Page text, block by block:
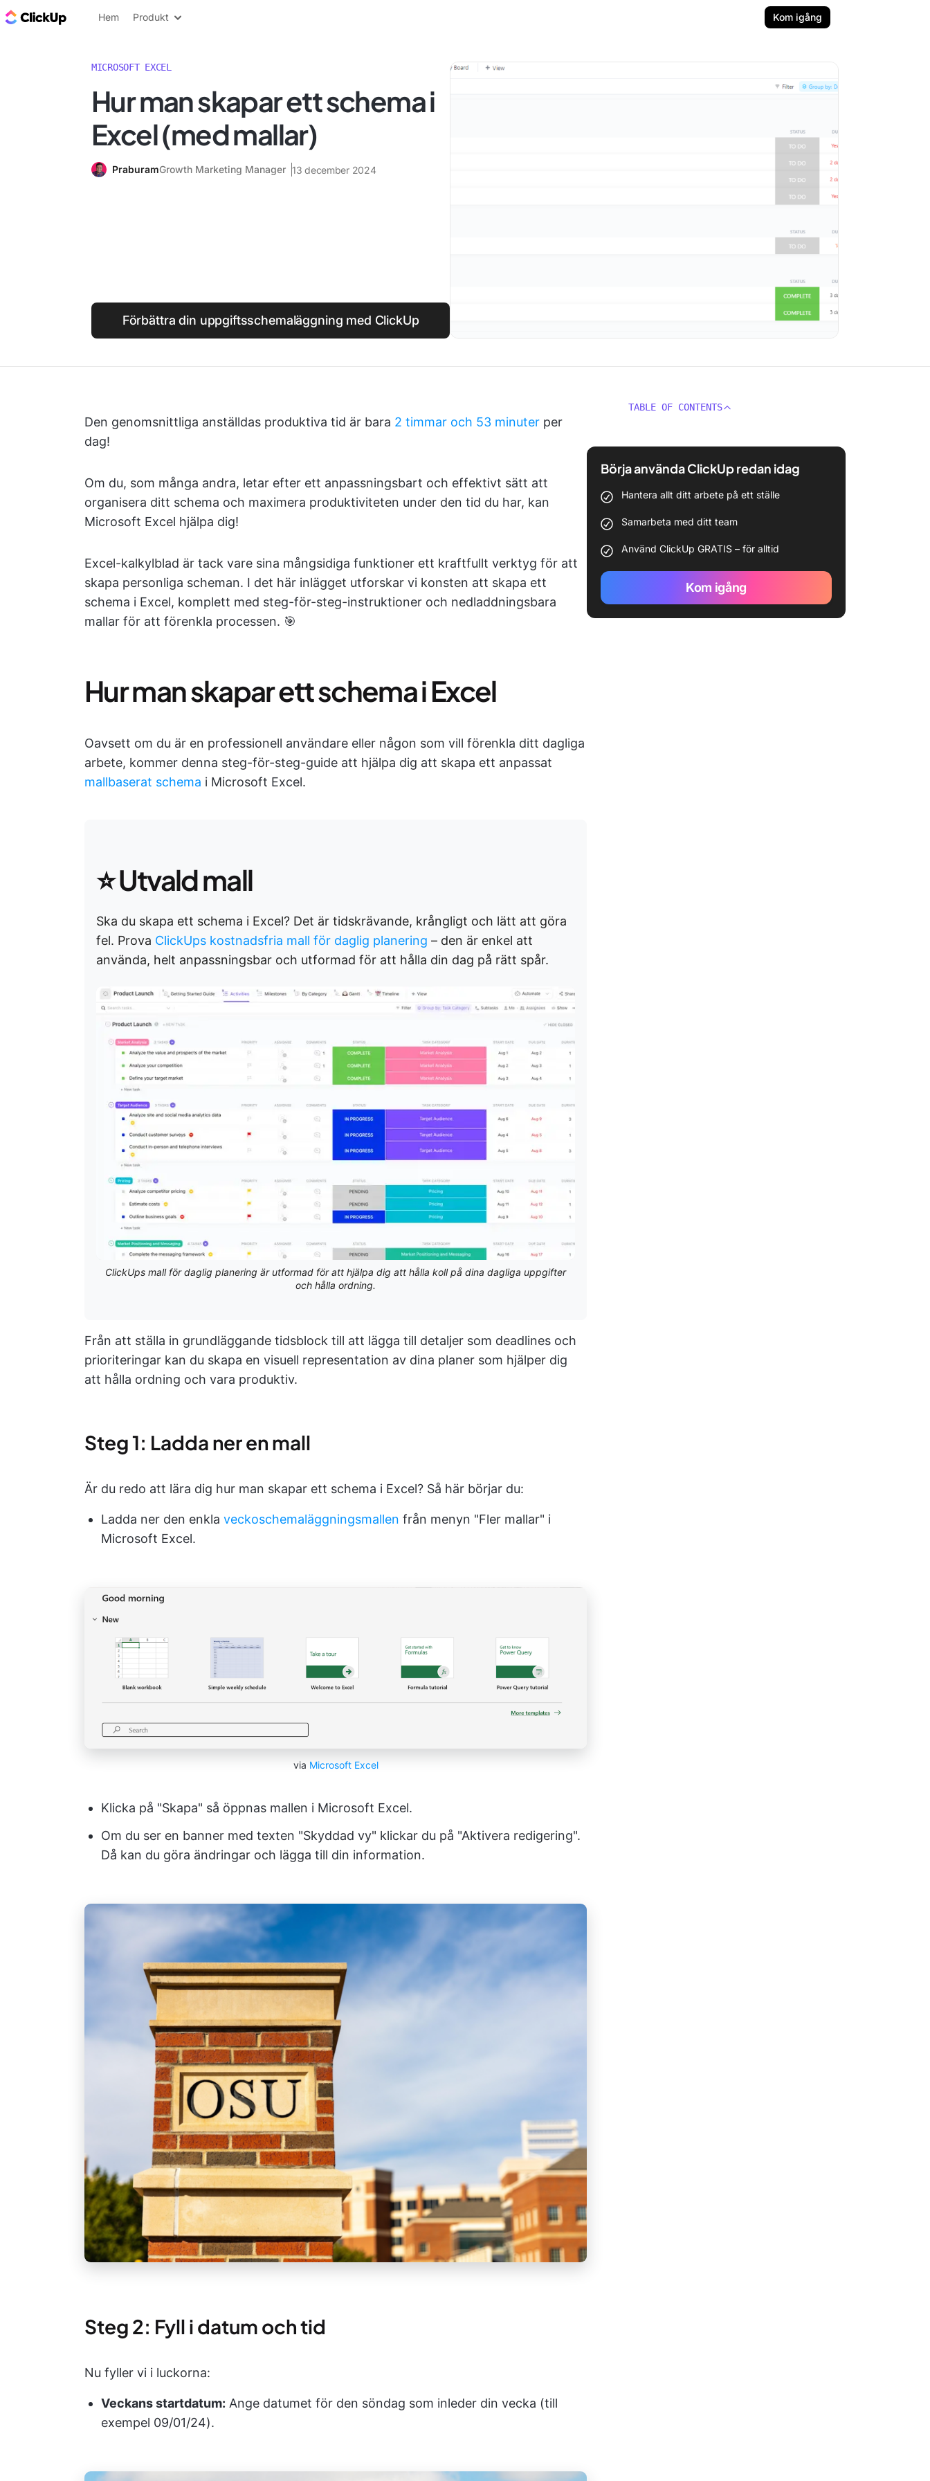
ClickUp-bloggen
Hem Produkt Kom igång
MICROSOFT EXCEL
Hur man skapar ett schema i
Excel (med mallar)
PraburamGrowth Marketing Manager 13 december 2024
Förbättra din uppgiftsschemaläggning med ClickUp
Den genomsnittliga anställdas produktiva tid är bara 2 timmar och 53 minuter per
dag!
Om du, som många andra, letar efter ett anpassningsbart och effektivt sätt att
organisera ditt schema och maximera produktiviteten under den tid du har, kan
Microsoft Excel hjälpa dig!
Excel-kalkylblad är tack vare sina mångsidiga funktioner ett kraftfullt verktyg för att
skapa personliga scheman. I det här inlägget utforskar vi konsten att skapa ett
schema i Excel, komplett med steg-för-steg-instruktioner och nedladdningsbara
mallar för att förenkla processen. 🎯
Hur man skapar ett schema i Excel
Oavsett om du är en professionell användare eller någon som vill förenkla ditt dagliga
arbete, kommer denna steg-för-steg-guide att hjälpa dig att skapa ett anpassat
mallbaserat schema i Microsoft Excel.
⭐ Utvald mall
Ska du skapa ett schema i Excel? Det är tidskrävande, krångligt och lätt att göra
fel. Prova ClickUps kostnadsfria mall för daglig planering – den är enkel att
använda, helt anpassningsbar och utformad för att hålla din dag på rätt spår.
ClickUps mall för daglig planering är utformad för att hjälpa dig att hålla koll på dina dagliga uppgifter
och hålla ordning.
Från att ställa in grundläggande tidsblock till att lägga till detaljer som deadlines och
prioriteringar kan du skapa en visuell representation av dina planer som hjälper dig
att hålla ordning och vara produktiv.
Steg 1: Ladda ner en mall
Är du redo att lära dig hur man skapar ett schema i Excel? Så här börjar du:
Ladda ner den enkla veckoschemaläggningsmallen från menyn "Fler mallar" i
Microsoft Excel.
via Microsoft Excel
Klicka på "Skapa" så öppnas mallen i Microsoft Excel.
Om du ser en banner med texten "Skyddad vy" klickar du på "Aktivera redigering".
Då kan du göra ändringar och lägga till din information.
Steg 2: Fyll i datum och tid
Nu fyller vi i luckorna:
Veckans startdatum: Ange datumet för den söndag som inleder din vecka (till
exempel 09/01/24).
TABLE OF CONTENTS
Börja använda ClickUp redan idag
Hantera allt ditt arbete på ett ställe
Samarbeta med ditt team
Använd ClickUp GRATIS – för alltid
Kom igång